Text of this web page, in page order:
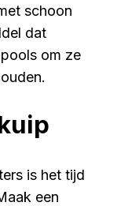
schoon
dat
om ze
is het tijd
een